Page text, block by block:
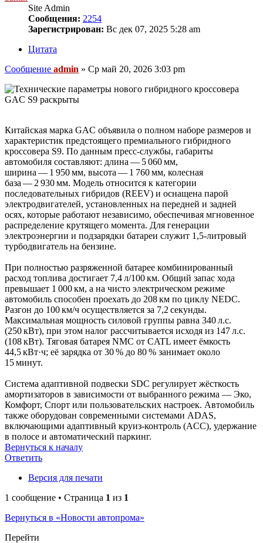
Site Admin
Сообщения: 2254
Зарегистрирован: Вс дек 07, 2025 5:28 am
Цитата
Сообщение admin » Ср май 20, 2026 3:03 pm
Китайская марка GAC объявила о полном наборе размеров и
характеристик предстоящего премиального гибридного
кроссовера S9. По данным пресс‑службы, габариты
автомобиля составляют: длина — 5 060 мм,
ширина — 1 950 мм, высота — 1 760 мм, колесная
база — 2 930 мм. Модель относится к категории
последовательных гибридов (REEV) и оснащена парой
электродвигателей, установленных на передней и задней
осях, которые работают независимо, обеспечивая мгновенное
распределение крутящего момента. Для генерации
электроэнергии и подзарядки батареи служит 1,5‑литровый
турбодвигатель на бензине.
При полностью разряженной батарее комбинированный
расход топлива достигает 7,4 л/100 км. Общий запас хода
превышает 1 000 км, а на чисто электрическом режиме
автомобиль способен проехать до 208 км по циклу NEDC.
Разгон до 100 км/ч осуществляется за 7,2 секунды.
Максимальная мощность силовой группы равна 340 л.с.
(250 кВт), при этом налог рассчитывается исходя из 147 л.с.
(108 кВт). Тяговая батарея NMC от CATL имеет ёмкость
44,5 кВт·ч; её зарядка от 30 % до 80 % занимает около
15 минут.
Система адаптивной подвески SDC регулирует жёсткость
амортизаторов в зависимости от выбранного режима — Эко,
Комфорт, Спорт или пользовательских настроек. Автомобиль
также оборудован современными системами ADAS,
включающими адаптивный круиз‑контроль (ACC), удержание
в полосе и автоматический паркинг.
Вернуться к началу
Ответить
Версия для печати
1 сообщение • Страница 1 из 1
Вернуться в «Новости автопрома»
Перейти